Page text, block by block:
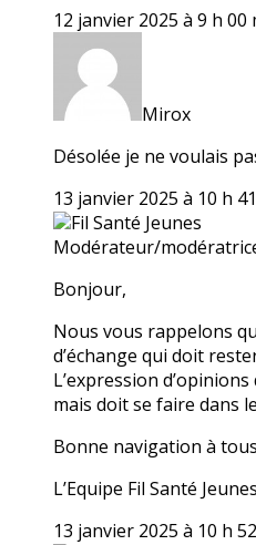
12 janvier 2025 à 9 h 00
Mirox
Désolée je ne voulais
13 janvier 2025 à 10 h
Fil Santé Jeunes
Modérateur/
Bonjour,
Nous vous rappelons
d’échange qui doit
L’expression
mais doit se faire dans
Bonne navigation à
L’Equipe Fil Santé Jeunes
13 janvier 2025 à 10 h